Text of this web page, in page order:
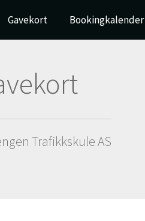
Gavekort Bookingkalender
Trafikkskule AS